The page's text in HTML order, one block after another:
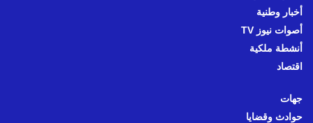
أخبار وطنية
أصوات نيوز TV
أنشطة ملكية
اقتصاد
جهات
حوادث وقضايا